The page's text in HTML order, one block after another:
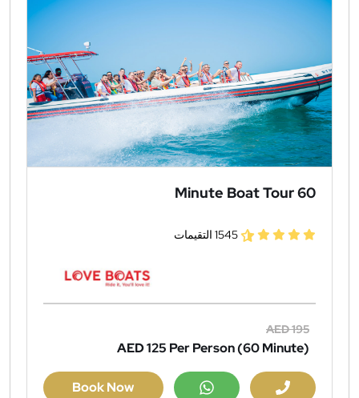
60 Minute Boat Tour
1545 التقيمات
AED 195
AED 125 Per Person (60 Minute)
Book Now